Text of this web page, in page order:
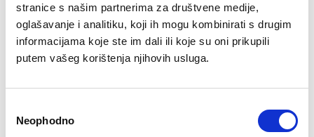
stranice s našim partnerima za društvene medije,
oglašavanje i analitiku, koji ih mogu kombinirati s drugim
informacijama koje ste im dali ili koje su oni prikupili
putem vašeg korištenja njihovih usluga.
Selection
Neophodno
- + DODAJTE U KORPU
Sastav: